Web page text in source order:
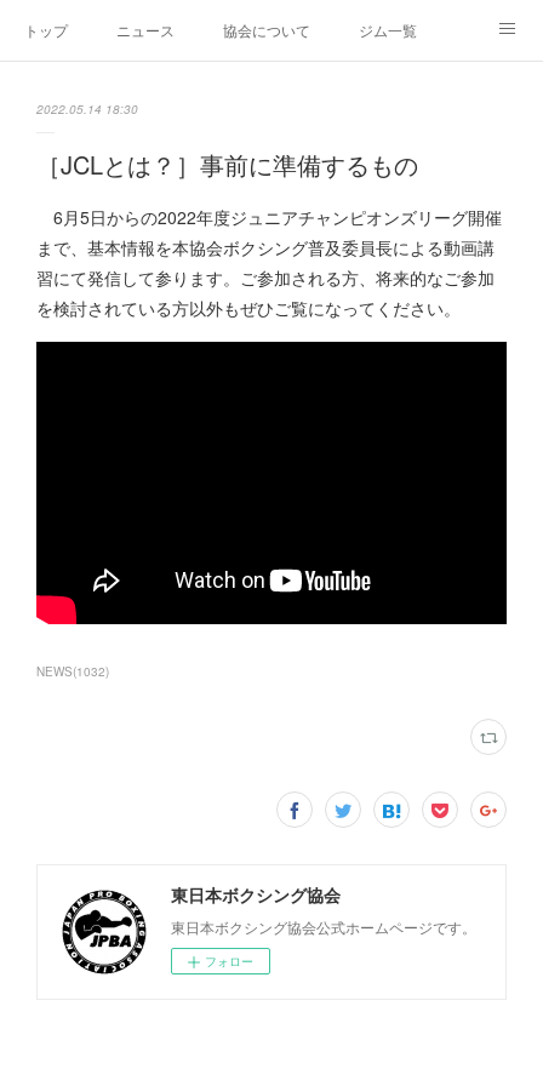
トップ ニュース 協会について ジム一覧
2022.05.14 18:30
［JCLとは？］事前に準備するもの
6月5日からの2022年度ジュニアチャンピオンズリーグ開催
まで、基本情報を本協会ボクシング普及委員長による動画講
習にて発信して参ります。ご参加される方、将来的なご参加
を検討されている方以外もぜひご覧になってください。
NEWS(1032)
東日本ボクシング協会
東日本ボクシング協会公式ホームページです。
フォロー